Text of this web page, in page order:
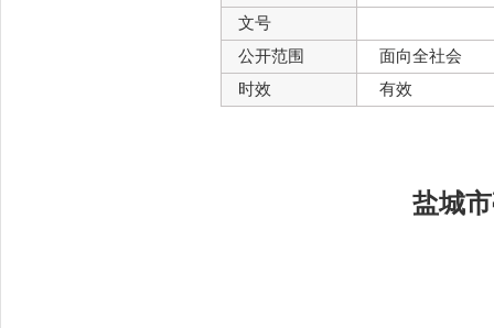
文号
公开范围
面向全社会
时效
有效
盐城